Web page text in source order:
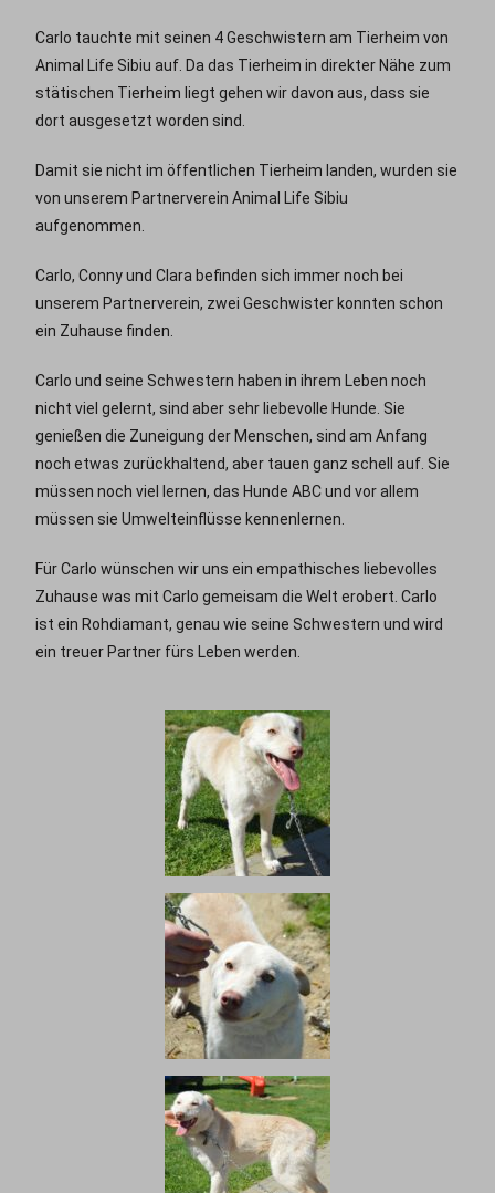
Carlo tauchte mit seinen 4 Geschwistern am Tierheim von
Animal Life Sibiu auf. Da das Tierheim in direkter Nähe zum
stätischen Tierheim liegt gehen wir davon aus, dass sie
dort ausgesetzt worden sind.
Damit sie nicht im öffentlichen Tierheim landen, wurden sie
von unserem Partnerverein Animal Life Sibiu
aufgenommen.
Carlo, Conny und Clara befinden sich immer noch bei
unserem Partnerverein, zwei Geschwister konnten schon
ein Zuhause finden.
Carlo und seine Schwestern haben in ihrem Leben noch
nicht viel gelernt, sind aber sehr liebevolle Hunde. Sie
genießen die Zuneigung der Menschen, sind am Anfang
noch etwas zurückhaltend, aber tauen ganz schell auf. Sie
müssen noch viel lernen, das Hunde ABC und vor allem
müssen sie Umwelteinflüsse kennenlernen.
Für Carlo wünschen wir uns ein empathisches liebevolles
Zuhause was mit Carlo gemeisam die Welt erobert. Carlo
ist ein Rohdiamant, genau wie seine Schwestern und wird
ein treuer Partner fürs Leben werden.